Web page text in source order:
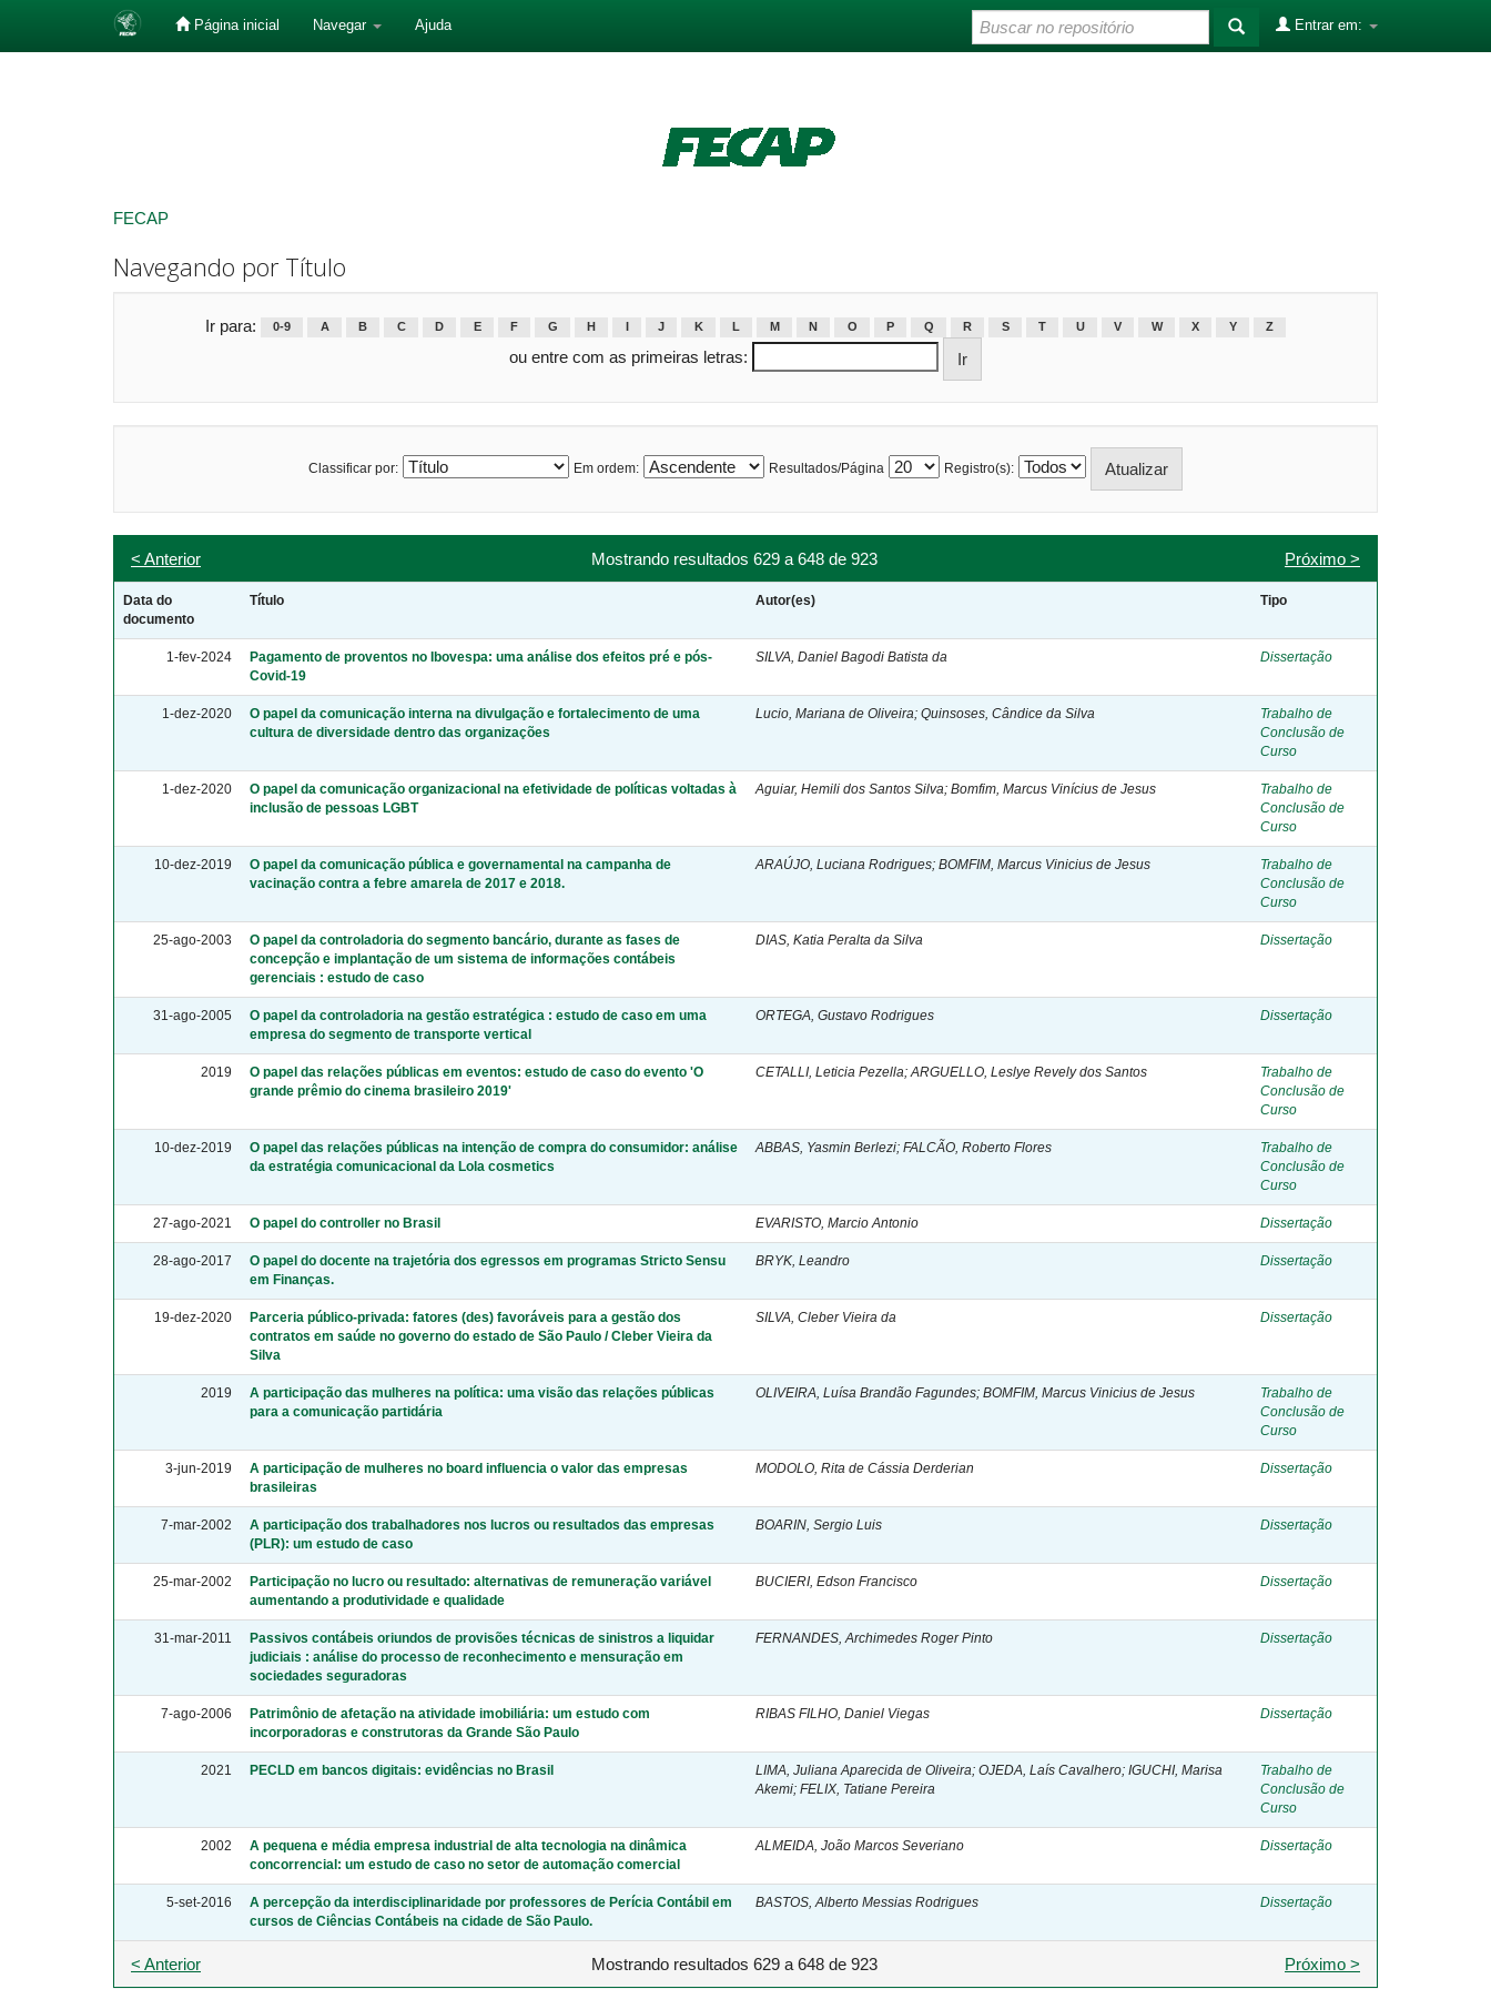
Página inicial Navegar Ajuda Entrar em:
FECAP
Navegando por Título
Ir para: 0-9 A B C D E F G H J K L M N O P Q R S T U V W X Y Z
ou entre com as primeiras letras:
Classificar por: Em ordem: Resultados/Página Registro(s):
Mostrando resultados 629 a 648 de 923
< Anterior Próximo >
Data do
documento
Título Autor(es) Tipo
1-fev-2024
Pagamento de proventos no Ibovespa: uma análise dos efeitos pré e pós-
Covid-19
SILVA, Daniel Bagodi Batista da Dissertação
1-dez-2020
O papel da comunicação interna na divulgação e fortalecimento de uma
cultura de diversidade dentro das organizações
Lucio, Mariana de Oliveira; Quinsoses, Cândice da Silva
Trabalho de
Conclusão de
Curso
1-dez-2020
O papel da comunicação organizacional na efetividade de políticas voltadas à
inclusão de pessoas LGBT
Aguiar, Hemili dos Santos Silva; Bomfim, Marcus Vinícius de Jesus
Trabalho de
Conclusão de
Curso
10-dez-2019
O papel da comunicação pública e governamental na campanha de
vacinação contra a febre amarela de 2017 e 2018.
ARAÚJO, Luciana Rodrigues; BOMFIM, Marcus Vinicius de Jesus
Trabalho de
Conclusão de
Curso
25-ago-2003
O papel da controladoria do segmento bancário, durante as fases de
concepção e implantação de um sistema de informações contábeis
gerenciais : estudo de caso
DIAS, Katia Peralta da Silva Dissertação
31-ago-2005
O papel da controladoria na gestão estratégica : estudo de caso em uma
empresa do segmento de transporte vertical
ORTEGA, Gustavo Rodrigues Dissertação
2019
O papel das relações públicas em eventos: estudo de caso do evento 'O
grande prêmio do cinema brasileiro 2019'
CETALLI, Leticia Pezella; ARGUELLO, Leslye Revely dos Santos
Trabalho de
Conclusão de
Curso
10-dez-2019
O papel das relações públicas na intenção de compra do consumidor: análise
da estratégia comunicacional da Lola cosmetics
ABBAS, Yasmin Berlezi; FALCÃO, Roberto Flores
Trabalho de
Conclusão de
Curso
27-ago-2021 O papel do controller no Brasil EVARISTO, Marcio Antonio Dissertação
28-ago-2017
O papel do docente na trajetória dos egressos em programas Stricto Sensu
em Finanças.
BRYK, Leandro Dissertação
19-dez-2020
Parceria público-privada: fatores (des) favoráveis para a gestão dos
contratos em saúde no governo do estado de São Paulo / Cleber Vieira da
Silva
SILVA, Cleber Vieira da Dissertação
2019
A participação das mulheres na política: uma visão das relações públicas
para a comunicação partidária
OLIVEIRA, Luísa Brandão Fagundes; BOMFIM, Marcus Vinicius de Jesus
Trabalho de
Conclusão de
Curso
3-jun-2019
A participação de mulheres no board influencia o valor das empresas
brasileiras
MODOLO, Rita de Cássia Derderian Dissertação
7-mar-2002
A participação dos trabalhadores nos lucros ou resultados das empresas
(PLR): um estudo de caso
BOARIN, Sergio Luis Dissertação
25-mar-2002
Participação no lucro ou resultado: alternativas de remuneração variável
aumentando a produtividade e qualidade
BUCIERI, Edson Francisco Dissertação
31-mar-2011
Passivos contábeis oriundos de provisões técnicas de sinistros a liquidar
judiciais : análise do processo de reconhecimento e mensuração em
sociedades seguradoras
FERNANDES, Archimedes Roger Pinto Dissertação
7-ago-2006
Patrimônio de afetação na atividade imobiliária: um estudo com
incorporadoras e construtoras da Grande São Paulo
RIBAS FILHO, Daniel Viegas Dissertação
2021 PECLD em bancos digitais: evidências no Brasil
LIMA, Juliana Aparecida de Oliveira; OJEDA, Laís Cavalhero; IGUCHI, Marisa
Akemi; FELIX, Tatiane Pereira
Trabalho de
Conclusão de
Curso
2002
A pequena e média empresa industrial de alta tecnologia na dinâmica
concorrencial: um estudo de caso no setor de automação comercial
ALMEIDA, João Marcos Severiano Dissertação
5-set-2016
A percepção da interdisciplinaridade por professores de Perícia Contábil em
cursos de Ciências Contábeis na cidade de São Paulo.
BASTOS, Alberto Messias Rodrigues Dissertação
Mostrando resultados 629 a 648 de 923
< Anterior Próximo >